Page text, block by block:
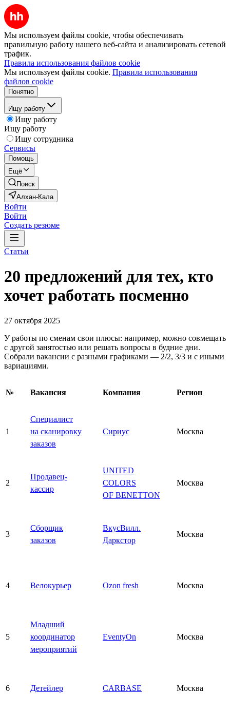
Мы используем файлы cookie, чтобы обеспечивать
правильную работу нашего веб-сайта и анализировать сетевой
трафик.
Правила использования файлов cookie
Мы используем файлы cookie. Правила использования
файлов cookie
Понятно
Ищу работу
Ищу работу
Ищу работу
Ищу сотрудника
Сервисы
Помощь
Ещё
Поиск
Алхан-Кала
Войти
Войти
Создать резюме
Статьи
20 предложений для тех, кто
хочет работать посменно
27 октября 2025
У работы по сменам свои плюсы: например, можно совмещать
с другой занятостью или решать вопросы в будние дни.
Собрали вакансии с разными графиками — 2/2, 3/3 и с иными
вариациями.
№ Вакансия Компания Регион
1
Специалист
на сканировку
заказов
Сириус Москва
2
Продавец-
кассир
UNITED
COLORS
OF BENETTON
Москва
3
Сборщик
заказов
ВкусВилл.
Даркстор
Москва
4 Велокурьер Ozon fresh Москва
5
Младший
координатор
мероприятий
EventyOn Москва
6 Детейлер CARBASE Москва